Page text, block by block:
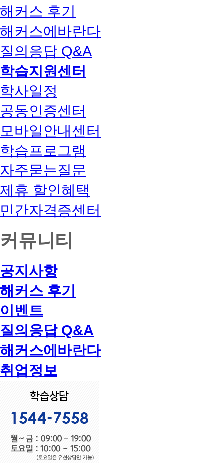
해커스 후기
해커스에바란다
질의응답 Q&A
학습지원센터
학사일정
공동인증센터
모바일안내센터
학습프로그램
자주묻는질문
제휴 할인혜택
민간자격증센터
커뮤니티
공지사항
해커스 후기
이벤트
질의응답 Q&A
해커스에바란다
취업정보